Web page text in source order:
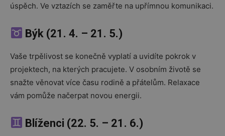
úspěch. Ve vztazích se zaměřte na upřímnou komunikaci.
Býk (21. 4. – 21. 5.)
Vaše trpělivost se konečně vyplatí a uvidíte pokrok v
projektech, na kterých pracujete. V osobním životě se
snažte věnovat více času rodině a přátelům. Relaxace
vám pomůže načerpat novou energii.
Blíženci (22. 5. – 21. 6.)